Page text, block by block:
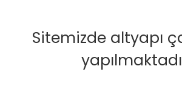
Sitemizde altyapı